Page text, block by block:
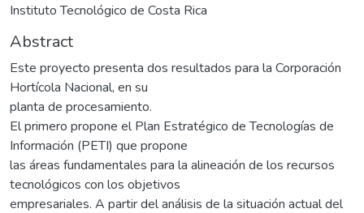
Instituto Tecnológico de Costa Rica
Abstract
Este proyecto presenta dos resultados para la Corporación
Hortícola Nacional, en su
planta de procesamiento.
El primero propone el Plan Estratégico de Tecnologías de
Información (PETI) que propone
las áreas fundamentales para la alineación de los recursos
tecnológicos con los objetivos
empresariales. A partir del análisis de la situación actual del